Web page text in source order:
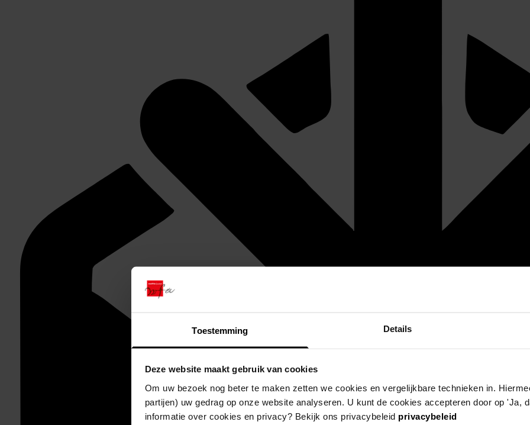
Toestemming Details
Deze website maakt gebruik van cookies
Om uw bezoek nog beter te maken zetten we cookies en vergelijkbare technieken in.
partijen) uw gedrag op onze website analyseren. U kunt de cookies accepteren door op 'Ja,
informatie over cookies en privacy? Bekijk ons privacybeleid privacybeleid